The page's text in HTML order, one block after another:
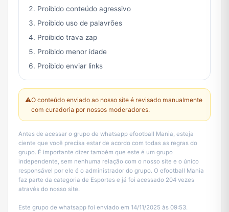
Proibido conteúdo agressivo
Proibido uso de palavrões
Proibido trava zap
Proibido menor idade
Proibido enviar links
⚠️O conteúdo enviado ao nosso site é revisado manualmente
com curadoria por nossos moderadores.
Antes de acessar o grupo de whatsapp efootball Mania, esteja
ciente que você precisa estar de acordo com todas as regras do
grupo. É importante dizer também que este é um grupo
independente, sem nenhuma relação com o nosso site e o único
responsável por ele é o administrador do grupo. O efootball Mania
faz parte da categoria de Esportes e já foi acessado 204 vezes
através do nosso site.
Este grupo de whatsapp foi enviado em 14/11/2025 às 09:53.